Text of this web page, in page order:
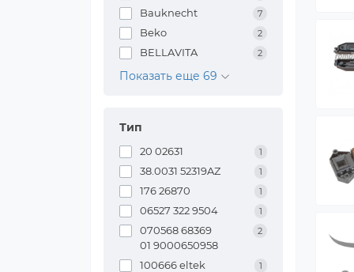
Bauknecht 7
Beko 2
BELLAVITA 2
Показать еще 69
Тип
20 02631 1
38.0031 52319AZ 1
176 26870 1
06527 322 9504 1
070568 68369
01 9000650958
2
100666 eltek 1